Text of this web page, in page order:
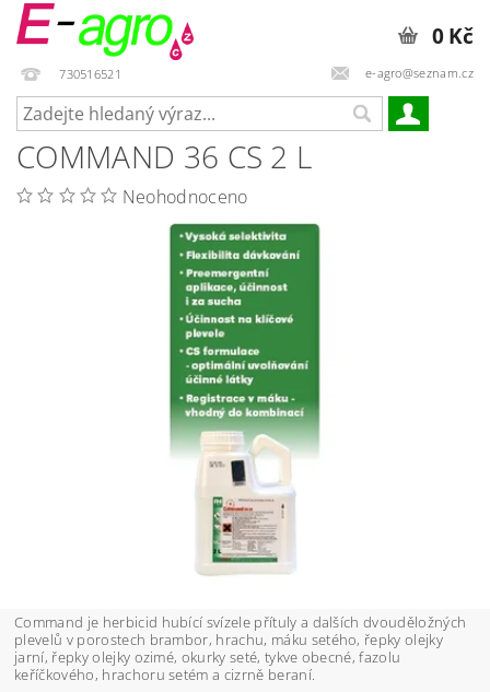
730516521 e-agro@seznam.cz
0 Kč
COMMAND 36 CS 2 L
Neohodnoceno
Command je herbicid hubící svízele přítuly a dalších dvouděložných
plevelů v porostech brambor, hrachu, máku setého, řepky olejky
jarní, řepky olejky ozimé, okurky seté, tykve obecné, fazolu
keříčkového, hrachoru setém a cizrně beraní.